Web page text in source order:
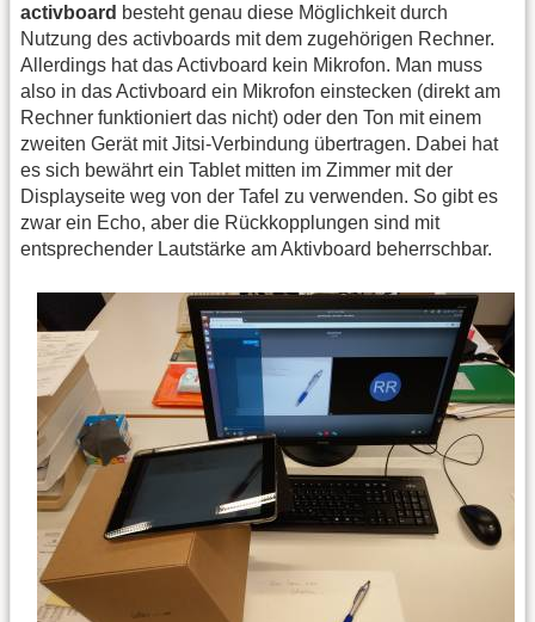
activboard besteht genau diese Möglichkeit durch
Nutzung des activboards mit dem zugehörigen Rechner.
Allerdings hat das Activboard kein Mikrofon. Man muss
also in das Activboard ein Mikrofon einstecken (direkt am
Rechner funktioniert das nicht) oder den Ton mit einem
zweiten Gerät mit Jitsi-Verbindung übertragen. Dabei hat
es sich bewährt ein Tablet mitten im Zimmer mit der
Displayseite weg von der Tafel zu verwenden. So gibt es
zwar ein Echo, aber die Rückkopplungen sind mit
entsprechender Lautstärke am Aktivboard beherrschbar.